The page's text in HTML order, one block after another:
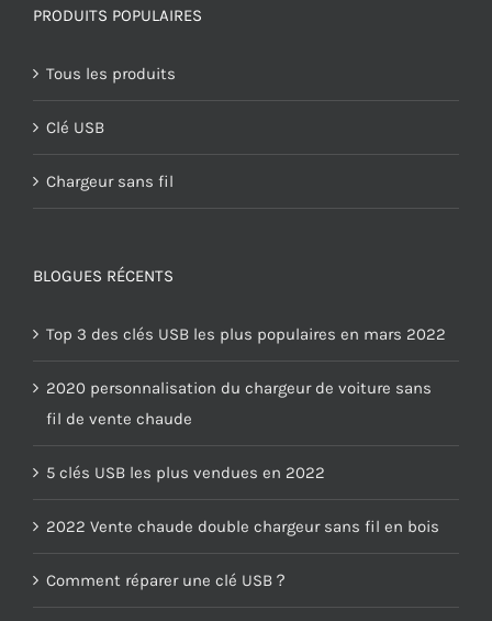
PRODUITS POPULAIRES
Tous les produits
Clé USB
Chargeur sans fil
BLOGUES RÉCENTS
Top 3 des clés USB les plus populaires en mars 2022
2020 personnalisation du chargeur de voiture sans
fil de vente chaude
5 clés USB les plus vendues en 2022
2022 Vente chaude double chargeur sans fil en bois
Comment réparer une clé USB？